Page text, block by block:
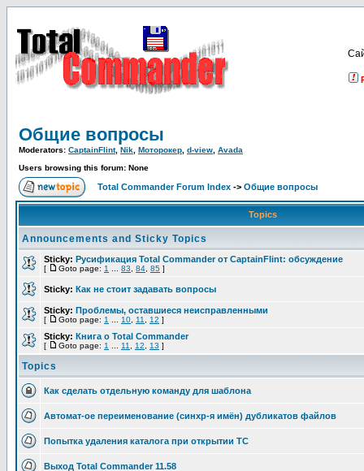
Общие вопросы
Moderators: CaptainFlint, Nik Моторокер d-view Avada
Users browsing this forum: None
Total Commander Forum Index -> Общие вопросы
Topics
Announcements and Sticky Topics
Sticky: Русификация Total Commander от CaptainFlint: обсуждение
[ Goto page: 1 83 84 85 ]
Sticky: Как не стоит задавать вопросы
Sticky: Проблемы, оставшиеся неисправленными
[ Goto page: 1 10 11 12 ]
Sticky: Книга о Total Commander
[ Goto page: 1 11 12 13 ]
Topics
Как сделать отдельную команду для шаблона
Автомат-ое переименование (синхр-я имён) дубликатов файлов
Попытка удаления каталога при открытии TC
Выход Total Commander 11.58